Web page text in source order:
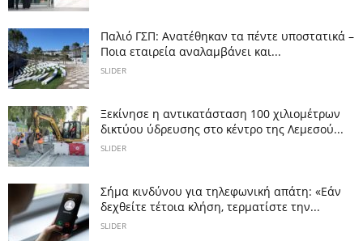
Παλιό ΓΣΠ: Ανατέθηκαν τα πέντε υποστατικά –
Ποια εταιρεία αναλαμβάνει και...
SLIDER
Ξεκίνησε η αντικατάσταση 100 χιλιομέτρων
δικτύου ύδρευσης στο κέντρο της Λεμεσού...
SLIDER
Σήμα κινδύνου για τηλεφωνική απάτη: «Εάν
δεχθείτε τέτοια κλήση, τερματίστε την...
SLIDER